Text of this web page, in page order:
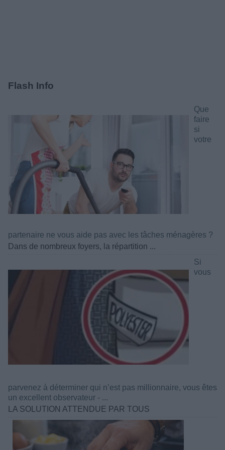
Flash Info
Que
faire
si
votre
partenaire ne vous aide pas avec les tâches ménagères ?
Dans de nombreux foyers, la répartition ...
Si
vous
parvenez à déterminer qui n’est pas millionnaire, vous êtes
un excellent observateur - ...
LA SOLUTION ATTENDUE PAR TOUS